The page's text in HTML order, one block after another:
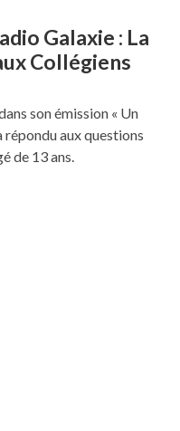
Galaxie : La
Collégiens
son émission « Un
répondu aux questions
de 13 ans.